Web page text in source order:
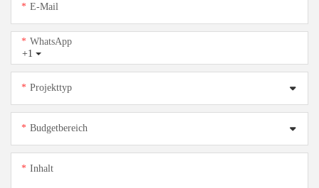
E-Mail
+1
WhatsApp
Projekttyp
Budgetbereich
Inhalt